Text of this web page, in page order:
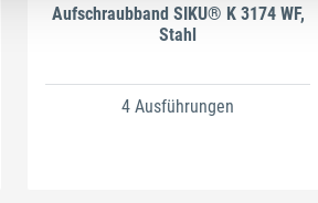
Aufschraubband SIKU® K 3174 WF,
Stahl
4 Ausführungen